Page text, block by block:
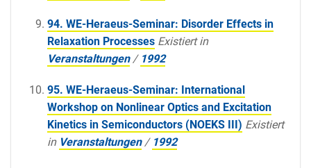
94. WE-Heraeus-Seminar: Disorder Effects in
Relaxation Processes Existiert in
Veranstaltungen / 1992
95. WE-Heraeus-Seminar: International
Workshop on Nonlinear Optics and Excitation
Kinetics in Semiconductors (NOEKS III) Existiert
in Veranstaltungen / 1992